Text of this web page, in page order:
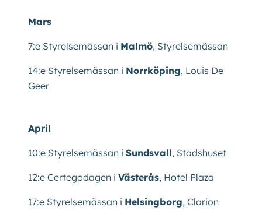
Mars
7:e Styrelsemässan i Malmö, Styrelsemässan
14:e Styrelsemässan i Norrköping, Louis De
Geer
April
10:e Styrelsemässan i Sundsvall, Stadshuset
12:e Certegodagen i Västerås, Hotel Plaza
17:e Styrelsemässan i Helsingborg, Clarion